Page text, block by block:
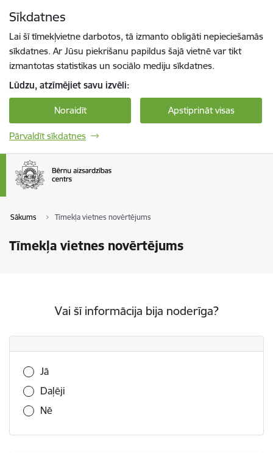
Sīkdatnes
Lai šī tīmekļvietne darbotos, tā izmanto obligāti nepieciešamās
sīkdatnes. Ar Jūsu piekrišanu papildus šajā vietnē var tikt
izmantotas statistikas un sociālo mediju sīkdatnes.
Lūdzu, atzīmējiet savu izvēli:
Noraidīt Apstiprināt visas
Pārvaldīt sīkdatnes
Sākums Tīmekļa vietnes novērtējums
Tīmekļa vietnes novērtējums
Vai šī informācija bija noderīga?
Vai šī informācija bija noderīga?
Jā
Daļēji
Nē